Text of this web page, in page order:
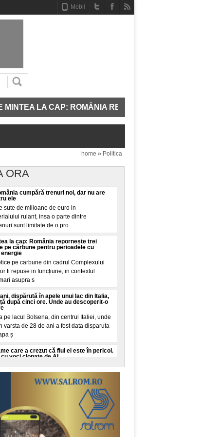
Mobil
CAP: ROMÂNIA REPORNEȘTE TREI UNITĂȚI DE
home » Politica
ORA
cumpără trenuri noi, dar nu are
ele
sute de milioane de euro in
rulant, insa o parte dintre
sunt limitate de o pro
la cap: România repornește trei
pe cărbune pentru perioadele cu
pe carbune din cadrul Complexului
fi repuse in funcțiune, in contextul
asupra s
dispărută în apele unui lac din Italia,
după cinci ore. Unde au descoperit-o
pe lacul Bolsena, din centrul Italiei, unde
varsta de 28 de ani a fost data disparuta
ș
care a crezut că fiul ei este în pericol.
voci clonate de AI
New York, a trait cateva minute de
fiul ei in varsta de 16 ani este in pericol de
de la
româncă o vizită la urgențe în SUA:
la vreo sumă de aia nebună, exact așa
SUA a starnit dezbateri pe TikTok dupa
neașteptata pe care va trebui sa o